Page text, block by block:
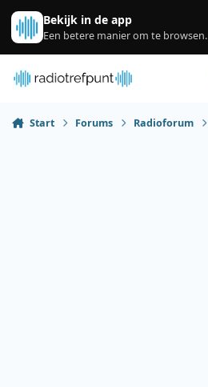
Spring naar bijdragen
Bekijk in de app
Een betere manier om te browsen.
Start Forums Radioforum